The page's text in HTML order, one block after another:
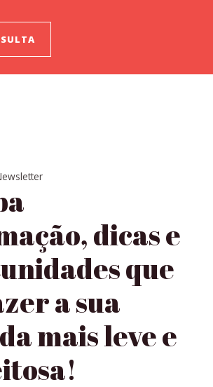
dicas e
que
a sua
mais leve e